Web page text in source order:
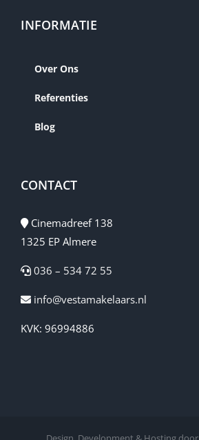
INFORMATIE
Over Ons
Referenties
Blog
CONTACT
Cinemadreef 138
1325 EP Almere
036 – 534 72 55
info@vestamakelaars.nl
KVK: 96994886